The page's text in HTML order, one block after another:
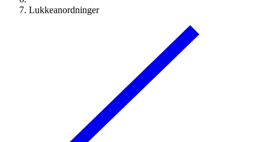
Lukkeanordninger